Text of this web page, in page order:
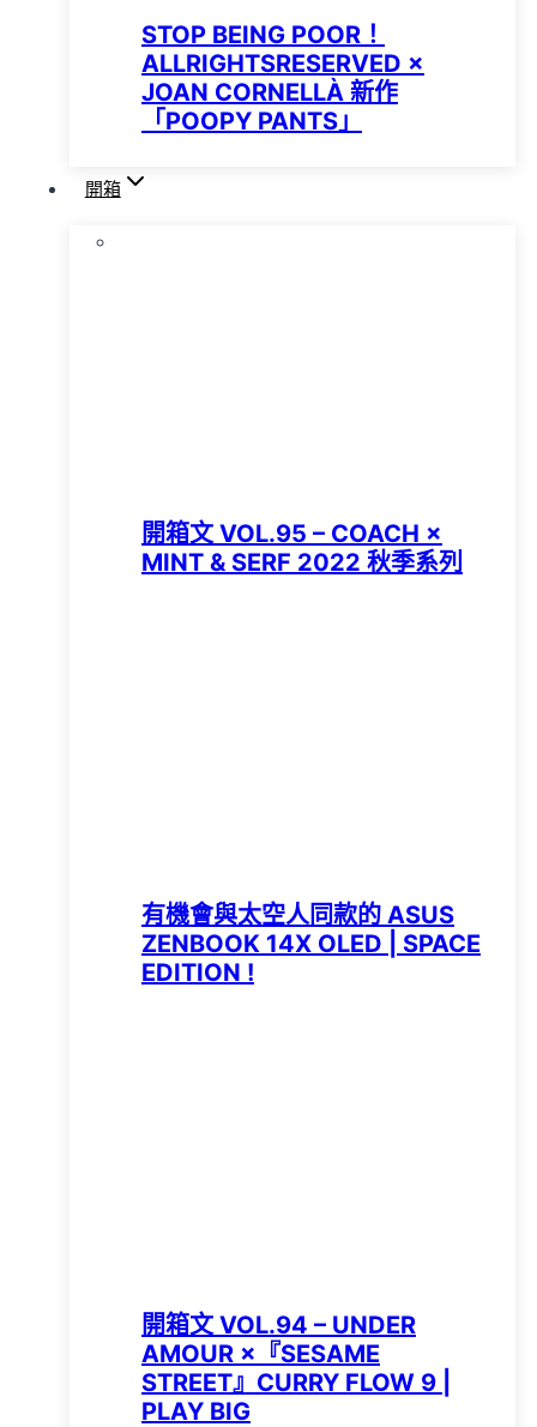
STOP BEING POOR！
ALLRIGHTSRESERVED ×
JOAN CORNELLÀ 新作
「POOPY PANTS」
開箱
開箱文 VOL.95 – COACH ×
MINT & SERF 2022 秋季系列
有機會與太空人同款的 ASUS
ZENBOOK 14X OLED | SPACE
EDITION !
開箱文 VOL.94 – UNDER
AMOUR ×『SESAME
STREET』CURRY FLOW 9 |
PLAY BIG